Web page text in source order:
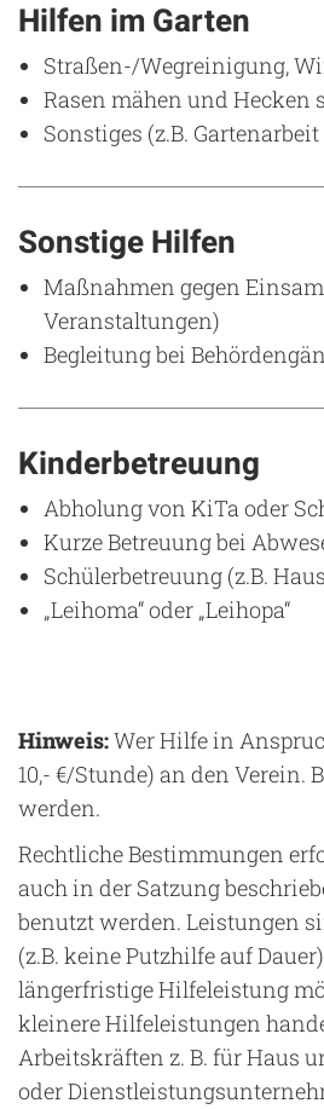
Hilfen im Garten
Straßen-/Wegreinigung,
Rasen mähen und Hecken
Sonstiges (z.B.
Sonstige Hilfen
Maßnahmen gegen
Veranstaltungen)
Begleitung bei
Kinderbetreuung
Abholung von KiTa oder
Kurze Betreuung bei
Schülerbetreuung (z.B.
„Leihoma“ oder „Leihopa“
Hinweis:Wer Hilfe in
10,- €/Stunde) an den Verein.
werden.
Rechtliche Bestimmungen
auch in der Satzung
benutzt werden. Leistungen
(z.B. keine Putzhilfe auf
längerfristige Hilfeleistung
kleinere Hilfeleistungen
Arbeitskräften z. B. für Haus
oder